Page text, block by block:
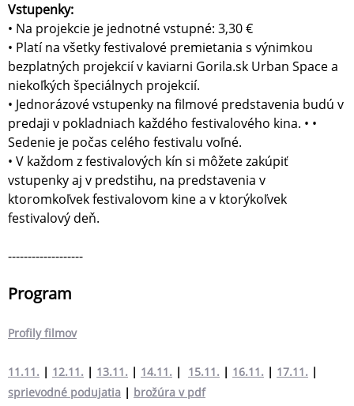
Vstupenky:
• Na projekcie je jednotné vstupné: 3,30 €
• Platí na všetky festivalové premietania s výnimkou
bezplatných projekcií v kaviarni Gorila.sk Urban Space a
niekoľkých špeciálnych projekcií.
• Jednorázové vstupenky na filmové predstavenia budú v
predaji v pokladniach každého festivalového kina. • •
Sedenie je počas celého festivalu voľné.
• V každom z festivalových kín si môžete zakúpiť
vstupenky aj v predstihu, na predstavenia v
ktoromkoľvek festivalovom kine a v ktorýkoľvek
festivalový deň.
-------------------
Program
Profily filmov
11.11. | 12.11. | 13.11. | 14.11. | 15.11. | 16.11. | 17.11. |
sprievodné podujatia | brožúra v pdf